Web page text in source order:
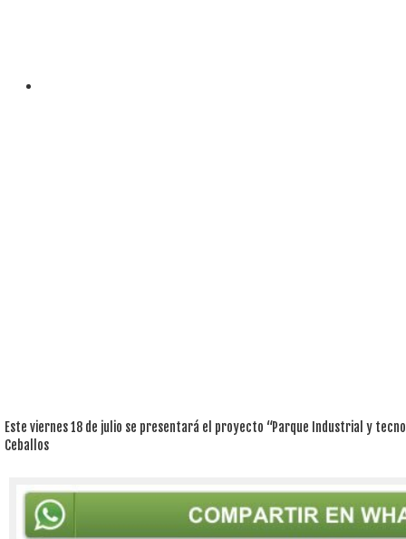
Este viernes 18 de julio se presentará el proyecto “Parque Industrial y
Ceballos